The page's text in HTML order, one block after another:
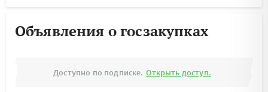
Объявления о госзакупках
Доступно по подписке. Открыть доступ.